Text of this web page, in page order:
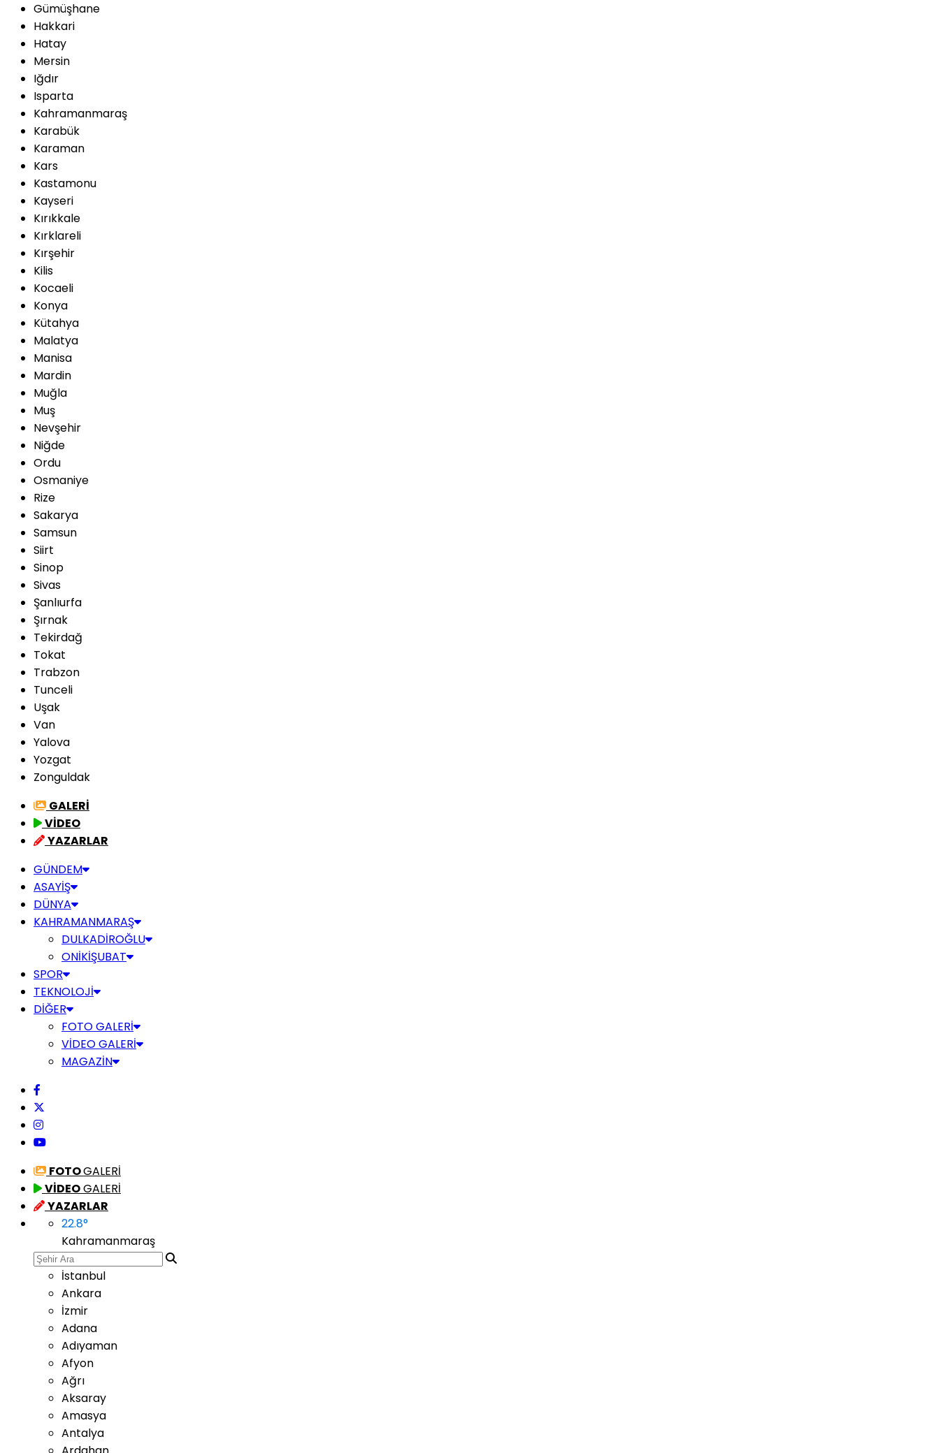
Gümüşhane
Hakkari
Hatay
Mersin
Iğdır
Isparta
Kahramanmaraş
Karabük
Karaman
Kars
Kastamonu
Kayseri
Kırıkkale
Kırklareli
Kırşehir
Kilis
Kocaeli
Konya
Kütahya
Malatya
Manisa
Mardin
Muğla
Muş
Nevşehir
Niğde
Ordu
Osmaniye
Rize
Sakarya
Samsun
Siirt
Sinop
Sivas
Şanlıurfa
Şırnak
Tekirdağ
Tokat
Trabzon
Tunceli
Uşak
Van
Yalova
Yozgat
Zonguldak
GALERİ
VİDEO
YAZARLAR
GÜNDEM
ASAYİŞ
DÜNYA
KAHRAMANMARAŞ
DULKADİROĞLU
ONİKİŞUBAT
SPOR
TEKNOLOJİ
DİĞER
FOTO GALERİ
VİDEO GALERİ
MAGAZİN
FOTOGALERİ
VİDEOGALERİ
YAZARLAR
22.8°
Kahramanmaraş
İstanbul
Ankara
İzmir
Adana
Adıyaman
Afyon
Ağrı
Aksaray
Amasya
Antalya